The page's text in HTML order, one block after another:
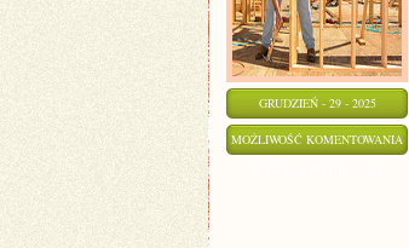
GRUDZIEŃ - 29 - 2025
MOŻLIWOŚĆ KOMENTOWANIA